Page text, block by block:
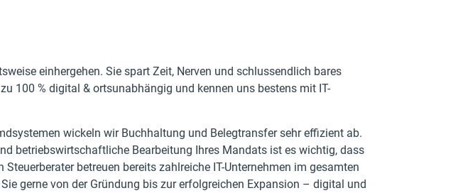
einhergehen. Sie spart Zeit, Nerven und schlussendlich bares
100 % digital & ortsunabhängig und kennen uns bestens mit IT-
wickeln wir Buchhaltung und Belegtransfer sehr effizient ab.
betriebswirtschaftliche Bearbeitung Ihres Mandats ist es wichtig, dass
betreuen bereits zahlreiche IT-Unternehmen im gesamten
gerne von der Gründung bis zur erfolgreichen Expansion – digital und